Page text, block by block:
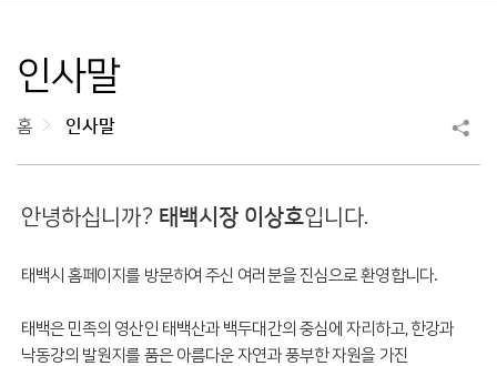
인사말
홈 인사말
안녕하십니까? 태백시장 이상호입니다.
태백시 홈페이지를 방문하여 주신 여러분을 진심으로 환영합니다.
태백은 민족의 영산인 태백산과 백두대간의 중심에 자리하고, 한강과
낙동강의 발원지를 품은 아름다운 자연과 풍부한 자원을 가진